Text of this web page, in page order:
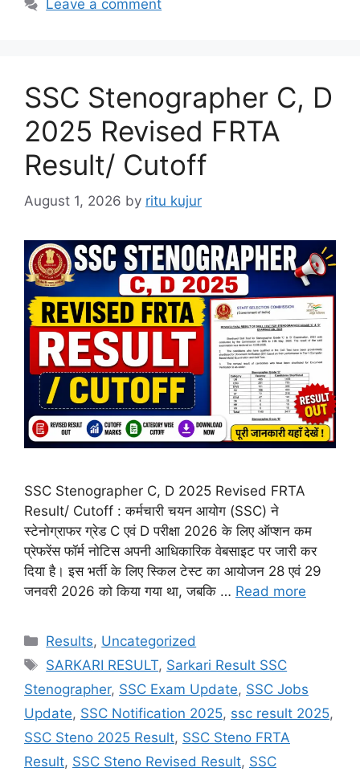
Leave a comment
SSC Stenographer C, D
2025 Revised FRTA
Result/ Cutoff
August 1, 2026 by ritu kujur
SSC Stenographer C, D 2025 Revised FRTA
Result/ Cutoff : कर्मचारी चयन आयोग (SSC) ने
स्टेनोग्राफर ग्रेड C एवं D परीक्षा 2026 के लिए ऑप्शन कम
प्रेफरेंस फॉर्म नोटिस अपनी आधिकारिक वेबसाइट पर जारी कर
दिया है। इस भर्ती के लिए स्किल टेस्ट का आयोजन 28 एवं 29
जनवरी 2026 को किया गया था, जबकि … Read more
Results, Uncategorized
SARKARI RESULT, Sarkari Result SSC
Stenographer, SSC Exam Update, SSC Jobs
Update, SSC Notification 2025, ssc result 2025,
SSC Steno 2025 Result, SSC Steno FRTA
Result, SSC Steno Revised Result, SSC